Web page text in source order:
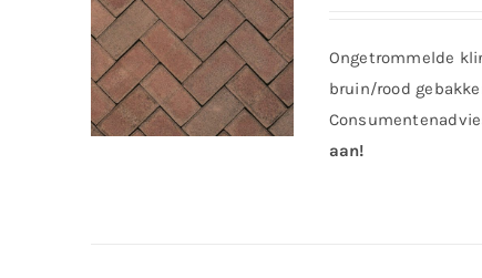
Ongetrommelde
bruin/rood
aan!